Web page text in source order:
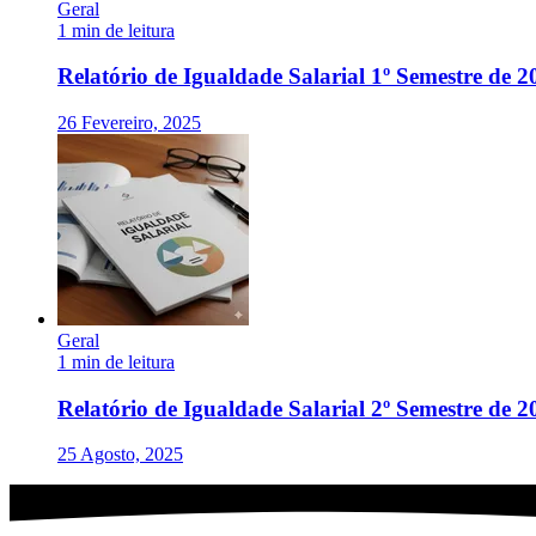
Geral
1 min de leitura
Relatório de Igualdade Salarial 1º Semestre de
26 Fevereiro, 2025
Geral
1 min de leitura
Relatório de Igualdade Salarial 2º Semestre de
25 Agosto, 2025